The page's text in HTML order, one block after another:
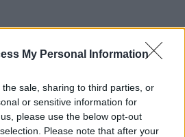
My Personal Information
sale, sharing to third parties, or
or sensitive information for
please use the below opt-out
Please note that after your
che la tradizione fiabesca